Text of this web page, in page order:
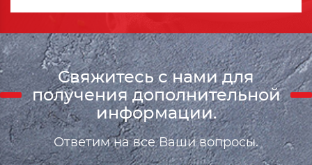
Свяжитесь с нами для
получения дополнительной
информации.
Ответим на все Ваши вопросы.